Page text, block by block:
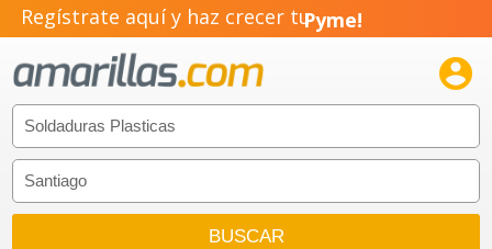
Regístrate aquí y haz crecer tuPyme!
Emprendimiento!
